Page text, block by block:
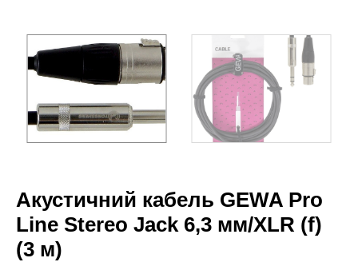
Акустичний кабель GEWA Pro
Line Stereo Jack 6,3 мм/XLR (f)
(3 м)